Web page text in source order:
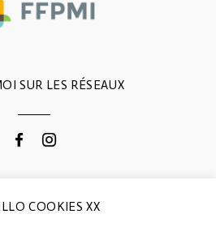
SUR LES RÉSEAUX
MOI
COOKIES XX